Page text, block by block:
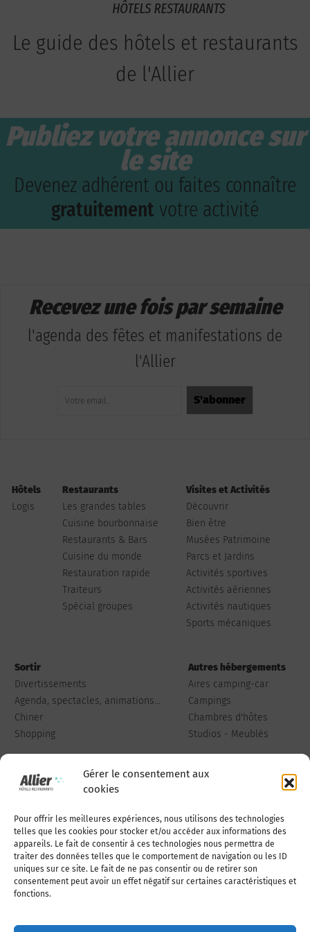
Gérer le consentement aux
cookies
Pour offrir les meilleures expériences, nous utilisons des technologies
telles que les cookies pour stocker et/ou accéder aux informations des
appareils. Le fait de consentir à ces technologies nous permettra de
traiter des données telles que le comportement de navigation ou les ID
uniques sur ce site. Le fait de ne pas consentir ou de retirer son
consentement peut avoir un effet négatif sur certaines caractéristiques et
fonctions.
Le guide des hôtels et restaurants
de l'Allier
Publiez votre annonce sur
le site
Devenez adhérent ou faites connaître
gratuitement votre activité
Recevez une fois par semaine
l'agenda des fêtes et manifestations de
l'Allier
Hôtels
Logis
Restaurants
Les grandes tables
Cuisine bourbonnaise
Restaurants & Bars
Cuisine du monde
Restauration rapide
Traiteurs
Spécial groupes
Visites et Activités
Découvrir
Bien être
Musées Patrimoine
Parcs et Jardins
Activités sportives
Activités aériennes
Activités nautiques
Sports mécaniques
Sortir
Divertissements
Agenda, spectacles, animations...
Chiner
Shopping
Autres hébergements
Aires camping-car
Campings
Chambres d'hôtes
Studios - Meublés
Qui sommes-nous Publiez votre annonce
Adhérer à l’association Nous contacter